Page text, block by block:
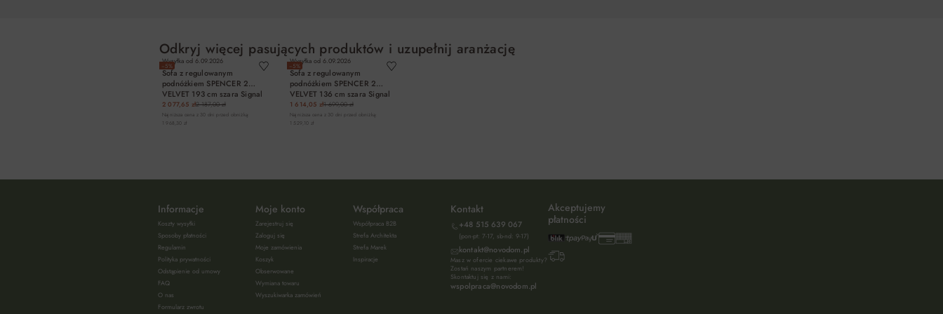
Odkryj więcej pasujących produktów i uzupełnij aranżację
−5%
Wysyłka od 6.09.2026
Sofa z regulowanym
podnóżkiem SPENCER 2
VELVET 193 cm szara Signal
2 077,65 zł2 187,00 zł
Najniższa cena z 30 dni przed obniżką:
1 968,30 zł
−5%
Wysyłka od 6.09.2026
Sofa z regulowanym
podnóżkiem SPENCER 2
VELVET 136 cm szara Signal
1 614,05 zł1 699,00 zł
Najniższa cena z 30 dni przed obniżką:
1 529,10 zł
Informacje
Koszty wysyłki
Sposoby płatności
Regulamin
Polityka prywatności
Odstąpienie od umowy
FAQ
O nas
Formularz zwrotu
Moje konto
Zarejestruj się
Zaloguj się
Moje zamówienia
Koszyk
Obserwowane
Wymiana towaru
Wyszukiwarka zamówień
Współpraca
Współpraca B2B
Strefa Architekta
Strefa Marek
Inspiracje
Kontakt
+48 515 639 067
(pon-pt: 7-17, sb-nd: 9-17)
kontakt@novodom.pl
Masz w ofercie ciekawe produkty?
Zostań naszym partnerem!
Skontaktuj się z nami:
wspolpraca@novodom.pl
Akceptujemy
płatności